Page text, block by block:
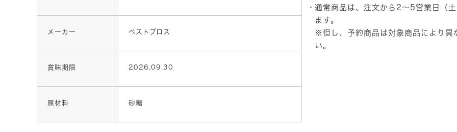
メーカー ベストブロス
賞味期限 2026.09.30
原材料 砂糖
ン
ド
ポ
ッ
通常商品は、注文から2～5営業日（
ます。
※但し、予約商品は対象商品により異
い。